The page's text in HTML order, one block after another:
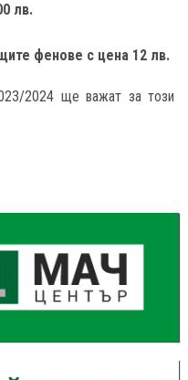
лв.
фенове с цена 12 лв.
2024 ще важат за този